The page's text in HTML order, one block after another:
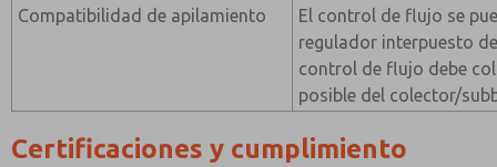
Compatibilidad de apilamiento
El control de flujo se
regulador interpuesto
control de flujo debe
posible del colector/
Certificaciones y cumplimiento